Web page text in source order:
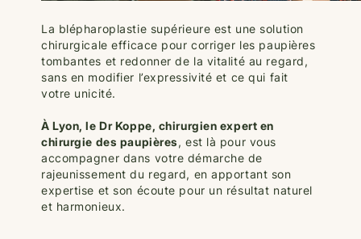
La blépharoplastie supérieure est une solution
chirurgicale efficace pour corriger les paupières
tombantes et redonner de la vitalité au regard,
sans en modifier l’expressivité et ce qui fait
votre unicité.
À Lyon, le Dr Koppe, chirurgien expert en
chirurgie des paupières, est là pour vous
accompagner dans votre démarche de
rajeunissement du regard, en apportant son
expertise et son écoute pour un résultat naturel
et harmonieux.